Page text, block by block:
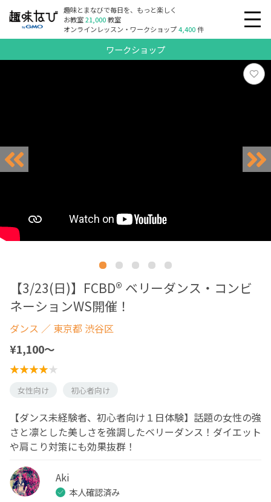
趣味とまなびで毎日を、もっと楽しく
お教室21,000教室
オンラインレッスン・ワークショップ4,400件
ワークショップ
【3/23(日)】FCBD® ベリーダンス・コンビ
ネーションWS開催！
ダンス ／ 東京都 渋谷区
¥1,100〜
女性向け 初心者向け
【ダンス未経験者、初心者向け１日体験】話題の女性の強
さと凛とした美しさを強調したベリーダンス！ダイエット
や肩こり対策にも効果抜群！
Aki
本人確認済み